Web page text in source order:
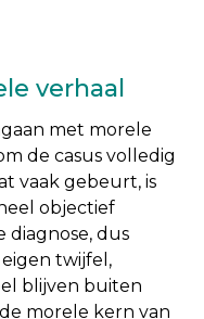
verhaal
met morele
de casus volledig
vaak gebeurt, is
objectief
diagnose, dus
eigen twijfel,
blijven buiten
morele kern van